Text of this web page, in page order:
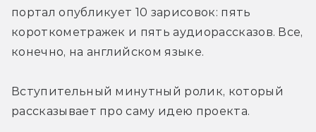
портал опубликует 10 зарисовок: пять
короткометражек и пять аудиорассказов. Все,
конечно, на английском языке.
Вступительный минутный ролик, который
рассказывает про саму идею проекта.